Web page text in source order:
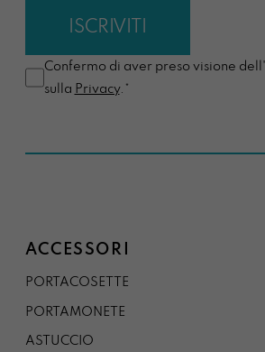
Confermo di aver preso visione
sulla Privacy.*
ACCESSORI
PORTACOSETTE
PORTAMONETE
ASTUCCIO